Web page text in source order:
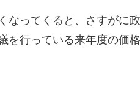
なってくると、さすがに
を行っている来年度の価